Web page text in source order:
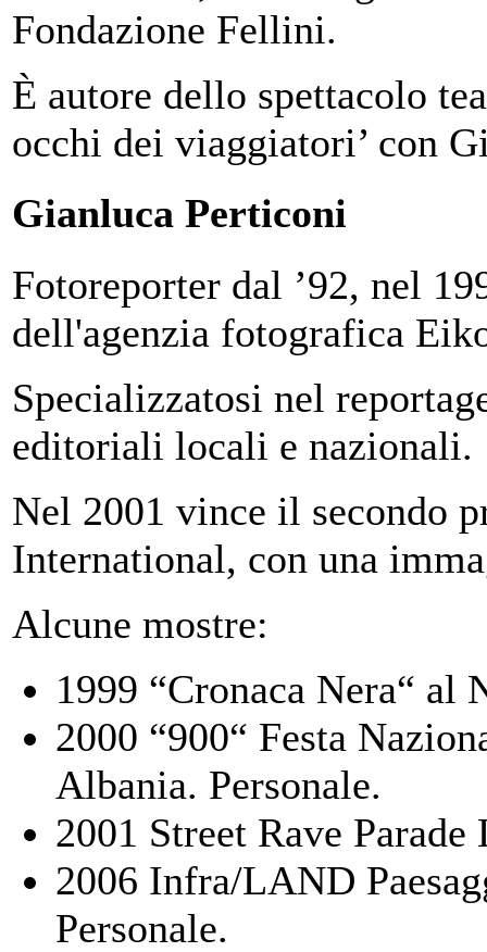
Fondazione Fellini.
È autore dello spettacolo
occhi dei viaggiatori’ con
Gianluca Perticoni
Fotoreporter dal ’92, nel
dell'agenzia fotografica
Specializzatosi nel
editoriali locali e nazionali.
Nel 2001 vince il secondo
International, con una
Alcune mostre:
1999 “Cronaca Nera“ al
2000 “900“ Festa
Albania. Personale.
2001 Street Rave
2006 Infra/LAND
Personale.